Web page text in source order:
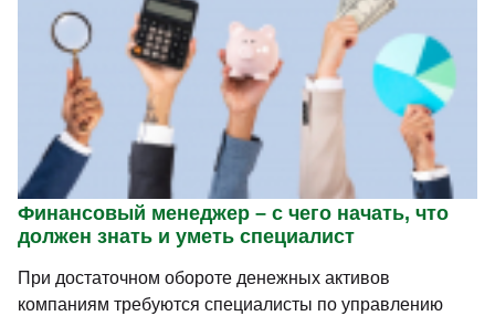
Финансовый менеджер – с чего начать, что
должен знать и уметь специалист
При достаточном обороте денежных активов
компаниям требуются специалисты по управлению